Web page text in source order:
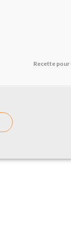
Recette pour